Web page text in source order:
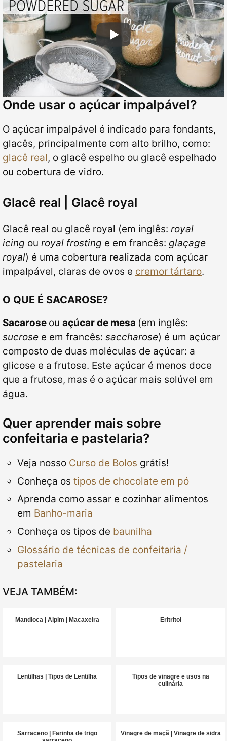
Onde usar o açúcar impalpável?
O açúcar impalpável é indicado para fondants,
glacês, principalmente com alto brilho, como:
glacê real, o glacê espelho ou glacê espelhado
ou cobertura de vidro.
Glacê real | Glacê royal
Glacê real ou glacê royal (em inglês: royal
icing ou royal frosting e em francês: glaçage
royal) é uma cobertura realizada com açúcar
impalpável, claras de ovos e cremor tártaro.
O QUE É SACAROSE?
Sacarose ou açúcar de mesa (em inglês:
sucrose e em francês: saccharose) é um açúcar
composto de duas moléculas de açúcar: a
glicose e a frutose. Este açúcar é menos doce
que a frutose, mas é o açúcar mais solúvel em
água.
Quer aprender mais sobre
confeitaria e pastelaria?
Veja nosso Curso de Bolos grátis!
Conheça os tipos de chocolate em pó
Aprenda como assar e cozinhar alimentos
em Banho-maria
Conheça os tipos de baunilha
Glossário de técnicas de confeitaria /
pastelaria
VEJA TAMBÉM:
Mandioca | Aipim | Macaxeira Eritritol
Lentilhas | Tipos de Lentilha
Tipos de vinagre e usos na
culinária
Sarraceno | Farinha de trigo
Vinagre de maçã | Vinagre de sidra